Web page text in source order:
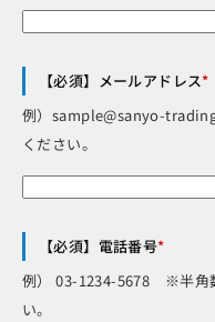
【必須】メールアドレス*
例）sample@sanyo-
ください。
【必須】電話番号*
例） 03-1234-5678 ※半角
い。